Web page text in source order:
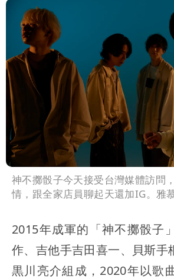
神不擲骰子今天接受台灣媒體訪問
情，跟全家店員聊起天還加IG。雅
2015年成軍的「神不擲骰子
作、吉他手吉田喜一、貝斯手
黒川亮介組成，2020年以歌